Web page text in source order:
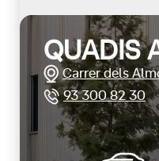
QUADIS
Carrer dels
93 300 82 30